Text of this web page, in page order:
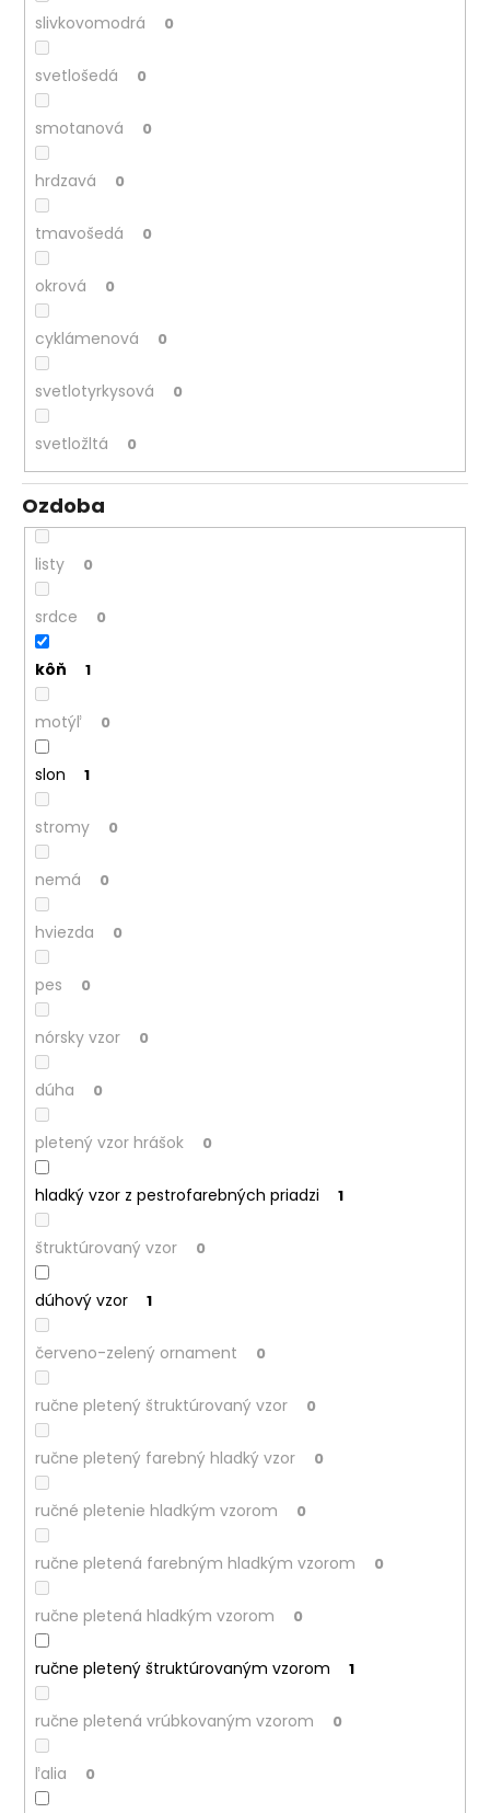
slivkovomodrá 0
svetlošedá 0
smotanová 0
hrdzavá 0
tmavošedá 0
okrová 0
cyklámenová 0
svetlotyrkysová 0
svetložltá 0
Ozdoba
listy 0
srdce 0
kôň 1
motýľ 0
slon 1
stromy 0
nemá 0
hviezda 0
pes 0
nórsky vzor 0
dúha 0
pletený vzor hrášok 0
hladký vzor z pestrofarebných priadzi 1
štruktúrovaný vzor 0
dúhový vzor 1
červeno-zelený ornament 0
ručne pletený štruktúrovaný vzor 0
ručne pletený farebný hladký vzor 0
ručné pletenie hladkým vzorom 0
ručne pletená farebným hladkým vzorom 0
ručne pletená hladkým vzorom 0
ručne pletený štruktúrovaným vzorom 1
ručne pletená vrúbkovaným vzorom 0
ľalia 0